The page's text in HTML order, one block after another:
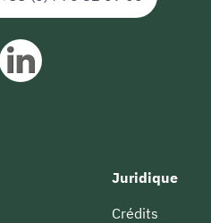
Juridique
Crédits